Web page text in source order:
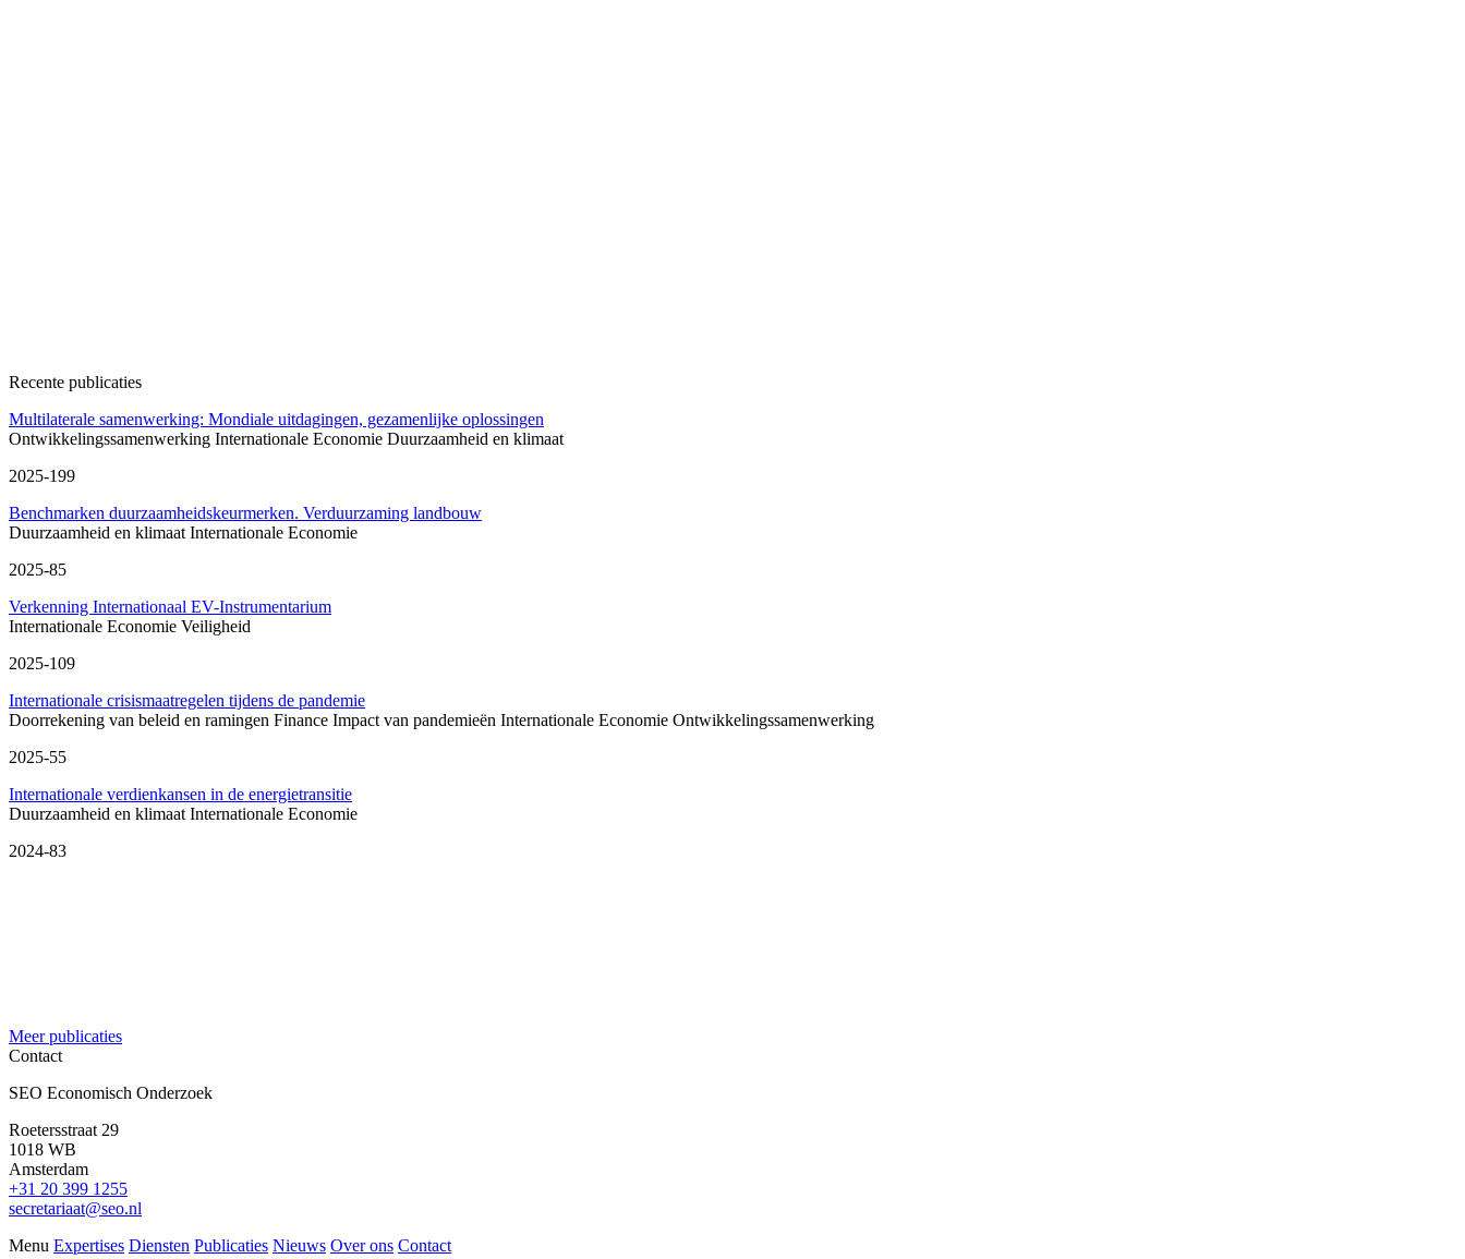
Recente publicaties
Multilaterale samenwerking: Mondiale uitdagingen, gezamenlijke oplossingen
Ontwikkelingssamenwerking Internationale Economie Duurzaamheid en klimaat
2025-199
Benchmarken duurzaamheidskeurmerken. Verduurzaming landbouw
Duurzaamheid en klimaat Internationale Economie
2025-85
Verkenning Internationaal EV-Instrumentarium
Internationale Economie Veiligheid
2025-109
Internationale crisismaatregelen tijdens de pandemie
Doorrekening van beleid en ramingen Finance Impact van pandemieën Internationale Economie Ontwikkelingssamenwerking
2025-55
Internationale verdienkansen in de energietransitie
Duurzaamheid en klimaat Internationale Economie
2024-83
Meer publicaties
Contact
SEO Economisch Onderzoek
Roetersstraat 29
1018 WB
Amsterdam
+31 20 399 1255
secretariaat@seo.nl
Menu Expertises Diensten Publicaties Nieuws Over ons Contact